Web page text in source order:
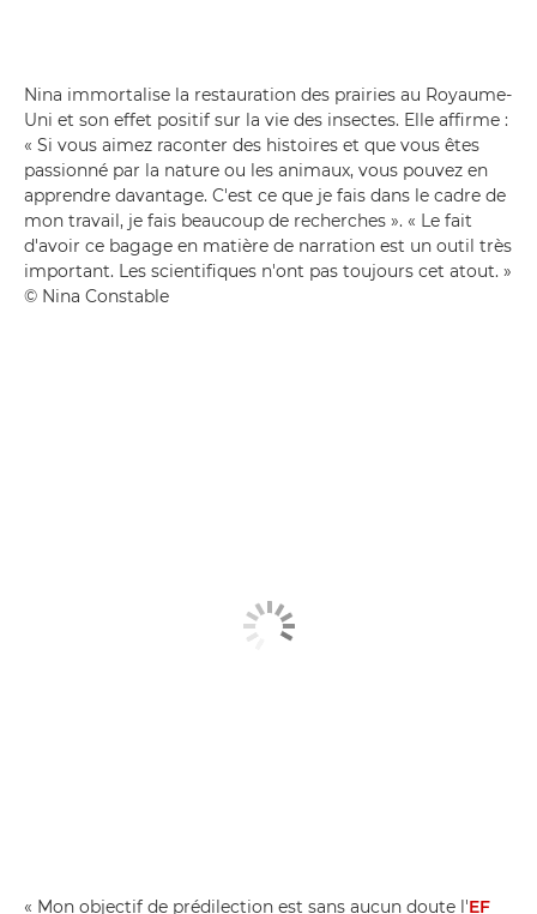
Nina immortalise la restauration des prairies au Royaume-
Uni et son effet positif sur la vie des insectes. Elle affirme :
« Si vous aimez raconter des histoires et que vous êtes
passionné par la nature ou les animaux, vous pouvez en
apprendre davantage. C'est ce que je fais dans le cadre de
mon travail, je fais beaucoup de recherches ». « Le fait
d'avoir ce bagage en matière de narration est un outil très
important. Les scientifiques n'ont pas toujours cet atout. »
© Nina Constable
« Mon objectif de prédilection est sans aucun doute l'EF